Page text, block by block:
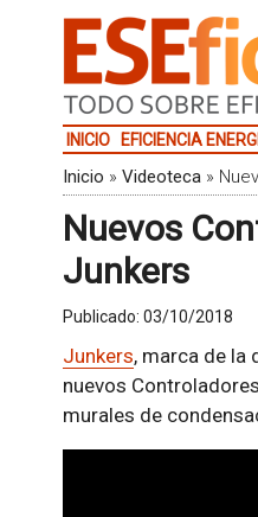
INICIO EFICIENCIA
Inicio » Videoteca»
Nuevos
Junkers
Publicado: 03/10/2018
Junkers, marca de la
nuevos
murales de